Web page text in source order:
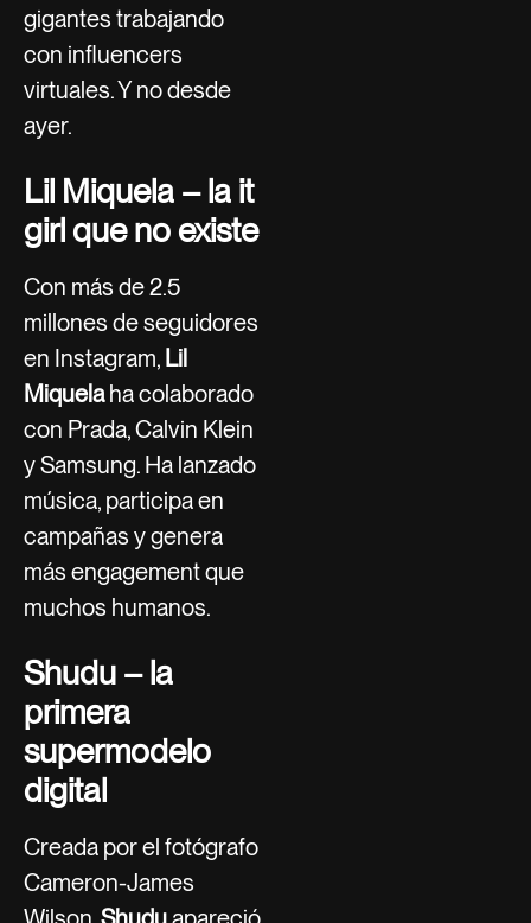
gigantes trabajando
con influencers
virtuales. Y no desde
ayer.
Lil Miquela – la it
girl que no existe
Con más de 2.5
millones de seguidores
en Instagram, Lil
Miquelaha colaborado
con Prada, Calvin Klein
y Samsung. Ha lanzado
música, participa en
campañas y genera
más engagement que
muchos humanos.
Shudu – la
primera
supermodelo
digital
Creada por el fotógrafo
Cameron-James